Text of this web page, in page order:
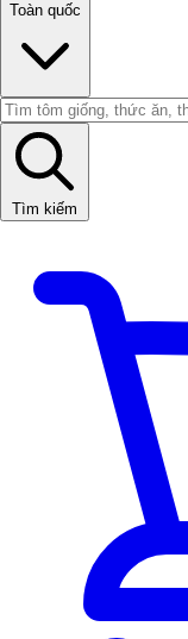
Toàn quốc
Tìm kiếm